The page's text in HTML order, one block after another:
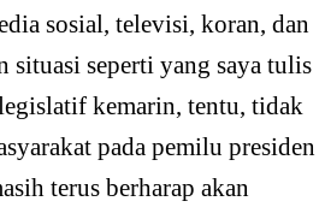
sosial, televisi, koran, dan
situasi seperti yang saya tulis
kemarin, tentu, tidak
pada pemilu presiden
terus berharap akan